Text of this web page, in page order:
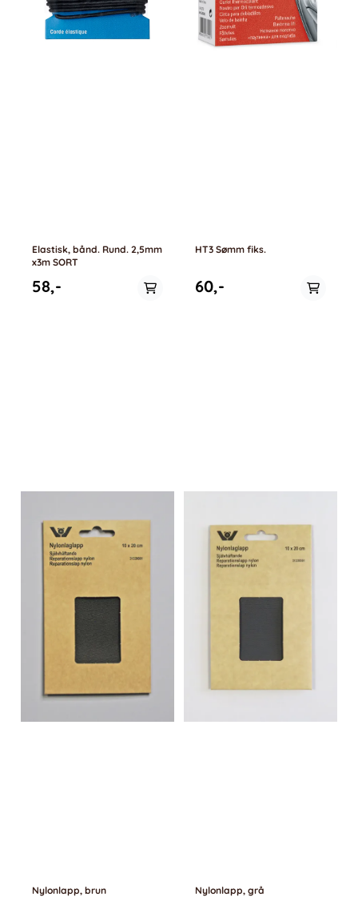
Elastisk, bånd. Rund. 2,5mm
x3m SORT
58,-
HT3 Sømm fiks.
60,-
Nylonlapp, brun Nylonlapp, grå